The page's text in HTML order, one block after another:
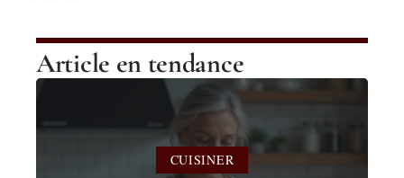
Article en tendance
CUISINER